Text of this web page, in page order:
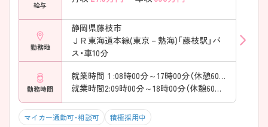
給与
勤務地
静岡県藤枝市
ＪＲ東海道本線(東京－熱海)「藤枝駅」バ
ス・車10分
勤務時間
就業時間１:08時00分～17時00分（休憩60分）
就業時間2:09時00分～18時00分（休憩60分）
マイカー通勤可・相談可 積極採用中